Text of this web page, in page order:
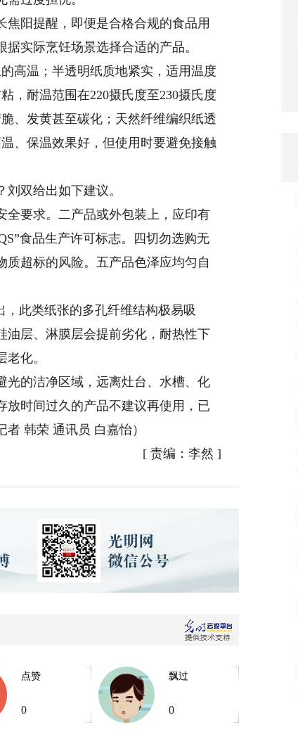
阳提醒，即便是合格合规的食品用
实际烹饪场景选择合适的产品。
高温；半透明纸质地紧实，适用温度
，耐温范围在220摄氏度至230摄氏度
、发黄甚至碳化；天然纤维编织纸透
、保温效果好，但使用时要避免接触
双给出如下建议。
要求。二产品或外包装上，应印有
食品生产许可标志。四切勿选购无
超标的风险。五产品色泽应均匀自
此类纸张的多孔纤维结构极易吸
油层、淋膜层会提前劣化，耐热性下
化。
的洁净区域，远离灶台、水槽、化
放时间过久的产品不建议再使用，已
韩荣 通讯员 白嘉怡）
[ 责编：李然 ]
点赞
0
飘过
0